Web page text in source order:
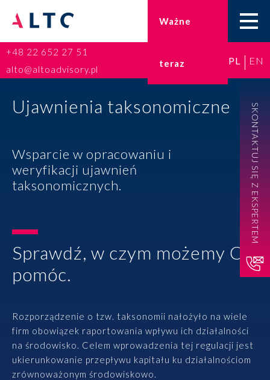
Ważne
teraz
Doradztwo podatkowe
Kadry i płace
ESG
Broker ubezpieczeniowy
Prawo karne dla biznesu
Zespół
Dołącz do nas
+48 22 652 27 51
alto@altoadvisory.pl
PL EN
SKONTAKTUJ SIĘ Z EKSPERTEM
Ujawnienia taksonomiczne
Wsparcie w opracowaniu i
weryfikacji ujawnień
taksonomicznych.
Sprawdź, w czym możemy Ci
pomóc.
Rozporządzenie o tzw. taksonomii nałożyło na wiele
firm obowiązek raportowania wpływu ich działalności
na środowisko. Celem wprowadzenia tej regulacji jest
ukierunkowanie przepływu kapitału ku działalnościom
zrównoważonym środowiskowo.